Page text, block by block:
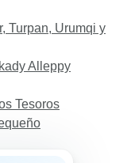
Turpan, Urumqi y
Alleppy
Tesoros